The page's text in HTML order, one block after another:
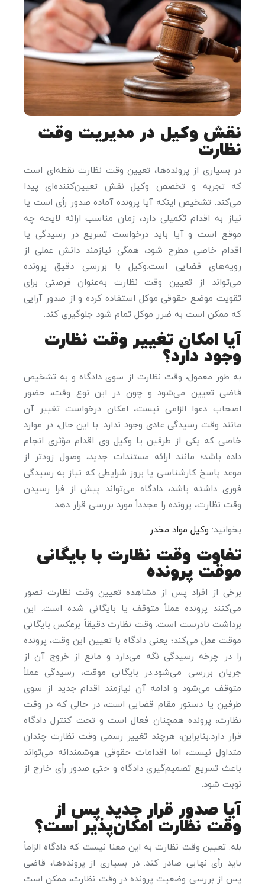
نقش وکیل در مدیریت وقت
نظارت
در بسیاری از پرونده‌ها، تعیین وقت نظارت نقطه‌ای است
که تجربه و تخصص وکیل نقش تعیین‌کننده‌ای پیدا
می‌کند. تشخیص اینکه آیا پرونده آماده صدور رأی است یا
نیاز به اقدام تکمیلی دارد، زمان مناسب ارائه لایحه چه
موقع است و آیا باید درخواست تسریع در رسیدگی یا
اقدام خاصی مطرح شود، همگی نیازمند دانش عملی از
رویه‌های قضایی است.وکیل با بررسی دقیق پرونده
می‌تواند از تعیین وقت نظارت به‌عنوان فرصتی برای
تقویت موضع حقوقی موکل استفاده کرده و از صدور آرایی
که ممکن است به ضرر موکل تمام شود جلوگیری کند.
آیا امکان تغییر وقت نظارت
وجود دارد؟
به طور معمول، وقت نظارت از سوی دادگاه و به تشخیص
قاضی تعیین می‌شود و چون در این نوع وقت، حضور
اصحاب دعوا الزامی نیست، امکان درخواست تغییر آن
مانند وقت رسیدگی عادی وجود ندارد. با این حال، در موارد
خاصی که یکی از طرفین یا وکیل وی اقدام مؤثری انجام
داده باشد؛ مانند ارائه مستندات جدید، وصول زودتر از
موعد پاسخ کارشناسی یا بروز شرایطی که نیاز به رسیدگی
فوری داشته باشد، دادگاه می‌تواند پیش از فرا رسیدن
وقت نظارت، پرونده را مجدداً مورد بررسی قرار دهد.
بخوانید: وکیل مواد مخدر
تفاوت وقت نظارت با بایگانی
موقت پرونده
برخی از افراد پس از مشاهده تعیین وقت نظارت تصور
می‌کنند پرونده عملاً متوقف یا بایگانی شده است. این
برداشت نادرست است. وقت نظارت دقیقاً برعکس بایگانی
موقت عمل می‌کند؛ یعنی دادگاه با تعیین این وقت، پرونده
را در چرخه رسیدگی نگه می‌دارد و مانع از خروج آن از
جریان بررسی می‌شود.در بایگانی موقت، رسیدگی عملاً
متوقف می‌شود و ادامه آن نیازمند اقدام جدید از سوی
طرفین یا دستور مقام قضایی است، در حالی که در وقت
نظارت، پرونده همچنان فعال است و تحت کنترل دادگاه
قرار دارد.بنابراین، هرچند تغییر رسمی وقت نظارت چندان
متداول نیست، اما اقدامات حقوقی هوشمندانه می‌تواند
باعث تسریع تصمیم‌گیری دادگاه و حتی صدور رأی خارج از
نوبت شود.
آیا صدور قرار جدید پس از
وقت نظارت امکان‌پذیر است؟
بله. تعیین وقت نظارت به این معنا نیست که دادگاه الزاماً
باید رأی نهایی صادر کند. در بسیاری از پرونده‌ها، قاضی
پس از بررسی وضعیت پرونده در وقت نظارت، ممکن است